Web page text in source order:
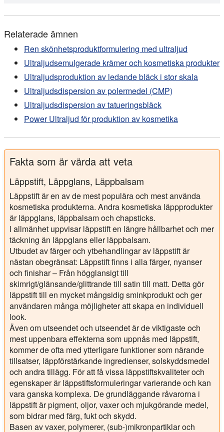
(2015):Ultrasound assisted organic pigment
dispersion: advantages of ultrasound method over
conventional method.Pigment & Resin Technology,
Vol. 44, Iss. 4. 214 – 223.
Katircioglu-Bayel, D. (2020): Effect of Combined
Mechanical and Ultrasonic Milling on the Size
Reduction of Talc. Mining, Metallurgy & Exploration 37,
2020. 311–320.
Relaterade ämnen
Ren skönhetsproduktformulering med ultraljud
Ultraljudsemulgerade krämer och kosmetiska produkter
Ultraljudsproduktion av ledande bläck i stor skala
Ultraljudsdispersion av polermedel (CMP)
Ultraljudsdispersion av tatueringsbläck
Power Ultraljud för produktion av kosmetika
Fakta som är värda att veta
Läppstift, Läppglans, Läppbalsam
Läppstift är en av de mest populära och mest använda
kosmetiska produkterna. Andra kosmetiska läppprodukter
är läppglans, läppbalsam och chapsticks.
I allmänhet uppvisar läppstift en längre hållbarhet och mer
täckning än läppglans eller läppbalsam.
Utbudet av färger och ytbehandlingar av läppstift är
nästan obegränsat: Läppstift finns i alla färger, nyanser
och finishar – Från högglansigt till
skimrigt/glänsande/glittrande till satin till matt. Detta gör
läppstift till en mycket mångsidig sminkprodukt och ger
användaren många möjligheter att skapa en individuell
look.
Även om utseendet och utseendet är de viktigaste och
mest uppenbara effekterna som uppnås med läppstift,
kommer de ofta med ytterligare funktioner som närande
tillsatser, läppförstärkande ingredienser, solskyddsmedel
och andra tillägg. För att få vissa läppstiftskvaliteter och
egenskaper är läppstiftsformuleringar varierande och kan
vara ganska komplexa. De grundläggande råvarorna i
läppstift är pigment, oljor, vaxer och mjukgörande medel,
som bidrar med färg, fukt och skydd.
Basen av vaxer, polymerer, (sub-)mikronpartiklar och